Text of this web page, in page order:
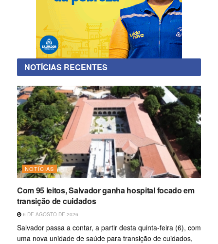
NOTÍCIAS RECENTES
NOTÍCIAS
Com 95 leitos, Salvador ganha hospital focado em
transição de cuidados
6 DE AGOSTO DE 2026
Salvador passa a contar, a partir desta quinta-feira (6), com
uma nova unidade de saúde para transição de cuidados,